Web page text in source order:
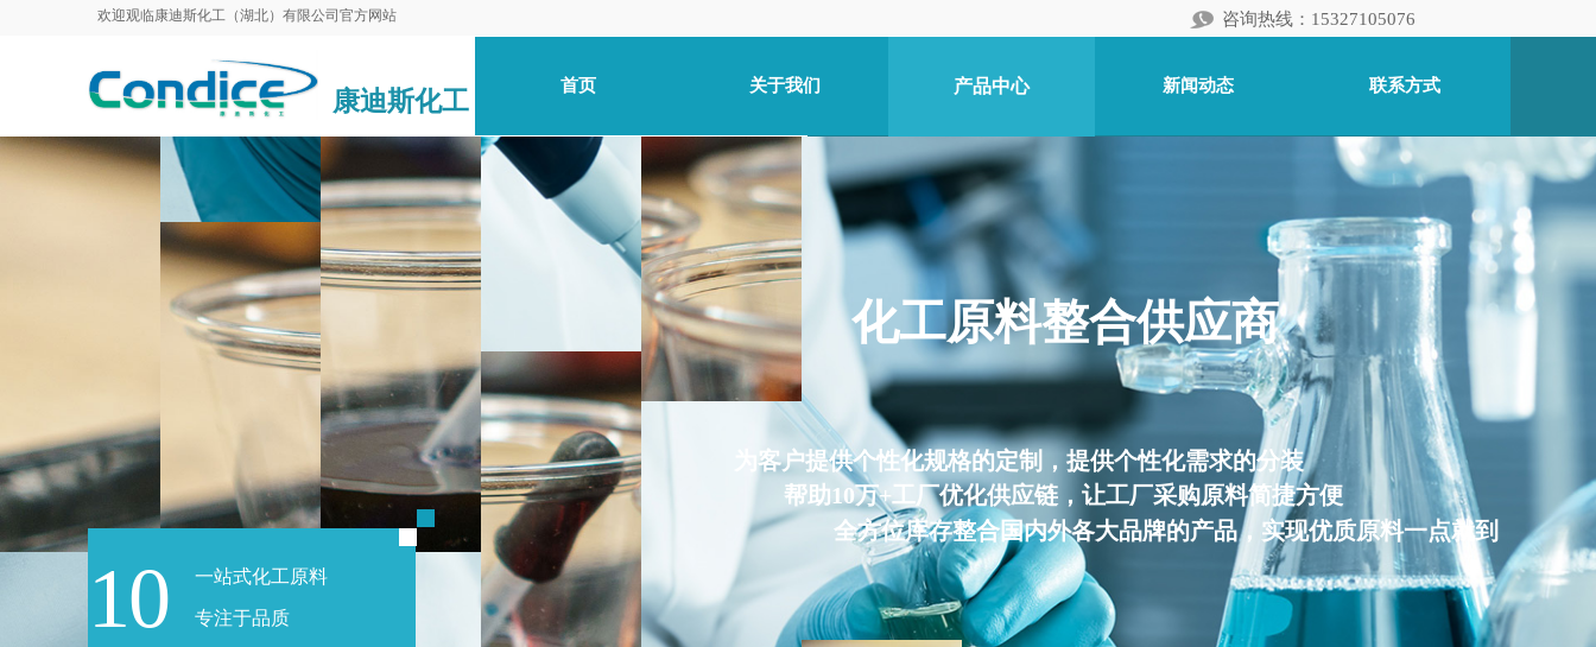
欢迎观临康迪斯化工（湖北）有限公司官方网站 咨询热线：15327105076
首页 关于我们 产品中心 新闻动态 联系方式
康迪斯化工
​化工原料整合供应商
为客户提供个性化规格的定制，提供个性化需求的分装
帮助10万+工厂优化供应链，让工厂采购原料简捷方便
全方位库存整合国内外各大品牌的产品，实现优质原料一点就到
专注于品质
10 一站式化工原料